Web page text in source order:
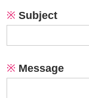
※ Subject
※ Message